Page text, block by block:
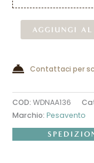
AGGIUNGI AL
Contattaci per
COD:WDNAA136
Marchio:Pesavento